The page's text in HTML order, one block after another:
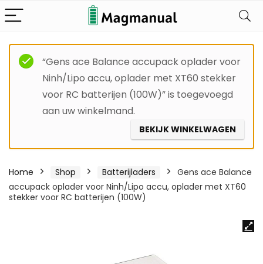
“Gens ace Balance accupack oplader voor
Ninh/Lipo accu, oplader met XT60 stekker
voor RC batterijen (100W)” is toegevoegd
aan uw winkelmand.
BEKIJK WINKELWAGEN
Home Shop Batterijladers
Gens ace Balance
accupack oplader voor Ninh/Lipo accu, oplader met XT60
stekker voor RC batterijen (100W)